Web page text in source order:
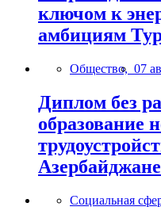
ключом к
амбициям
Общество, 07
Диплом без
образование
Азербайджане
Социальная